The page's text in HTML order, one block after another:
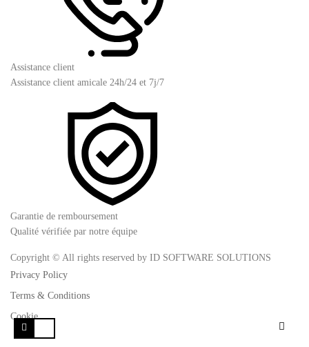
Assistance client
Assistance client amicale 24h/24 et 7j/7
Garantie de remboursement
Qualité vérifiée par notre équipe
Copyright © All rights reserved by ID SOFTWARE SOLUTIONS
Privacy Policy
Terms & Conditions
Cookie